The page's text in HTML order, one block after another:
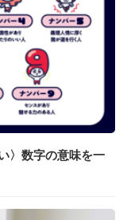
〉数字の意味を一